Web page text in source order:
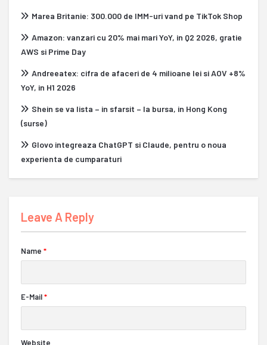
Marea Britanie: 300.000 de IMM-uri vand pe TikTok Shop
Amazon: vanzari cu 20% mai mari YoY, in Q2 2026, gratie
AWS si Prime Day
Andreeatex: cifra de afaceri de 4 milioane lei si AOV +8%
YoY, in H1 2026
Shein se va lista – in sfarsit – la bursa, in Hong Kong
(surse)
Glovo integreaza ChatGPT si Claude, pentru o noua
experienta de cumparaturi
Leave A Reply
Name *
E-Mail*
Website